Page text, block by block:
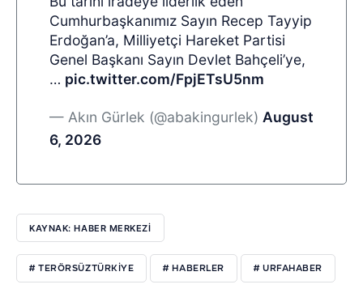
Cumhurbaşkanımız Sayın Recep Tayyip
Erdoğan’a, Milliyetçi Hareket Partisi
Genel Başkanı Sayın Devlet Bahçeli’ye,
… pic.twitter.com/FpjETsU5nm
— Akın Gürlek (@abakingurlek) August
6, 2026
KAYNAK: HABER MERKEZI
# TERÖRSÜZTÜRKIYE # HABERLER # URFAHABER